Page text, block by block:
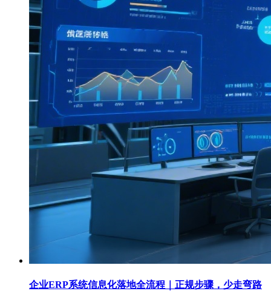
企业ERP系统信息化落地全流程｜正规步骤，少走弯路